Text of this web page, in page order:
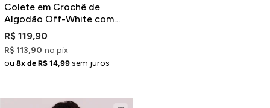
Colete em Crochê de
Algodão Off-White com
Botões
R$ 119,90
R$ 113,90 no pix
ou 8x de R$ 14,99 sem juros